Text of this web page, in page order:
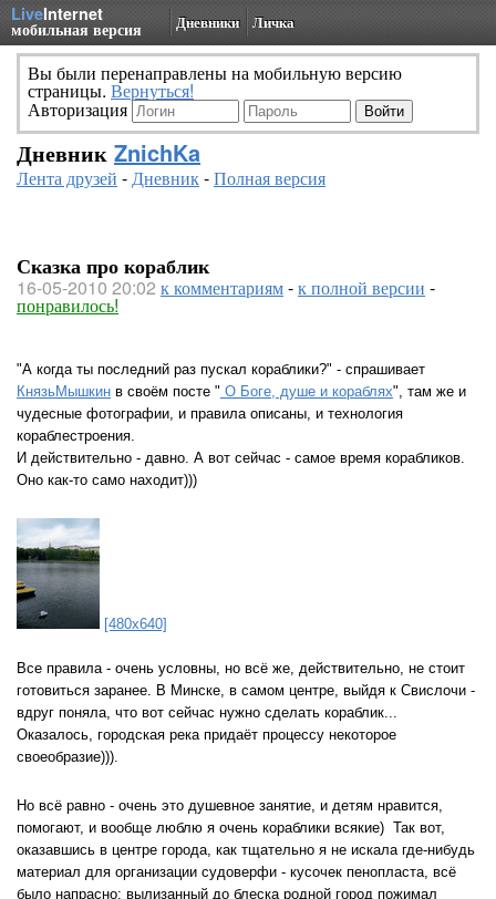
LiveInternet
мобильная версия Дневники Личка
Вы были перенаправлены на мобильную версию
страницы. Вернуться!
Авторизация
Дневник ZnichKa
Лента друзей -Дневник-Полная версия
Сказка про кораблик
16-05-2010 20:02 к комментариям-к полной версии -
понравилось!
"А когда ты последний раз пускал кораблики?" - спрашивает
КнязьМышкин в своём посте " О Боге, душе и кораблях", там же и
чудесные фотографии, и правила описаны, и технология
кораблестроения.
И действительно - давно. А вот сейчас - самое время корабликов.
Оно как-то само находит)))
[480x640]
Все правила - очень условны, но всё же, действительно, не стоит
готовиться заранее. В Минске, в самом центре, выйдя к Свислочи -
вдруг поняла, что вот сейчас нужно сделать кораблик...
Оказалось, городская река придаёт процессу некоторое
своеобразие))).
Но всё равно - очень это душевное занятие, и детям нравится,
помогают, и вообще люблю я очень кораблики всякие) Так вот,
оказавшись в центре города, как тщательно я не искала где-нибудь
материал для организации судоверфи - кусочек пенопласта, всё
было напрасно: вылизанный до блеска родной город пожимал